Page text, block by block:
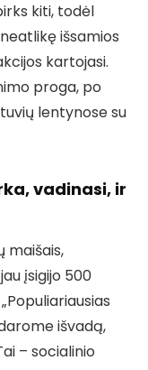
kiti, todėl
išsamios
kartojasi.
proga, po
lentynose su
vadinasi, ir
maišais,
įsigijo 500
išvadą,
– socialinio